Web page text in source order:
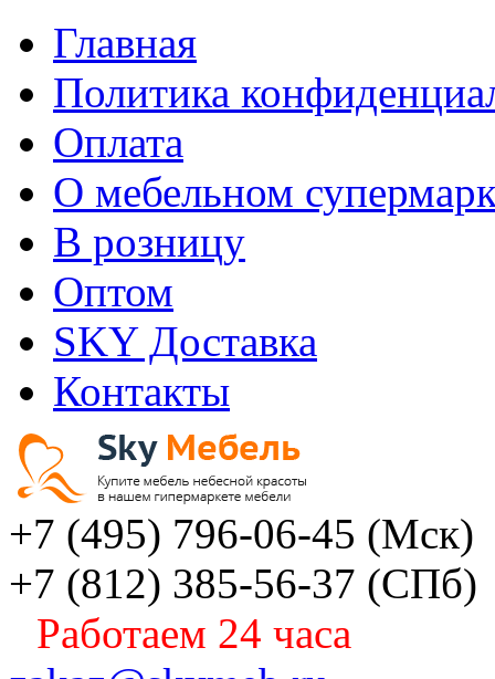
Главная
Политика
Оплата
О мебельном
В розницу
Оптом
SKY Доставка
Контакты
+7 (495) 796-06-45 (Мск)
+7 (812) 385-56-37 (СПб)
Работаем 24 часа